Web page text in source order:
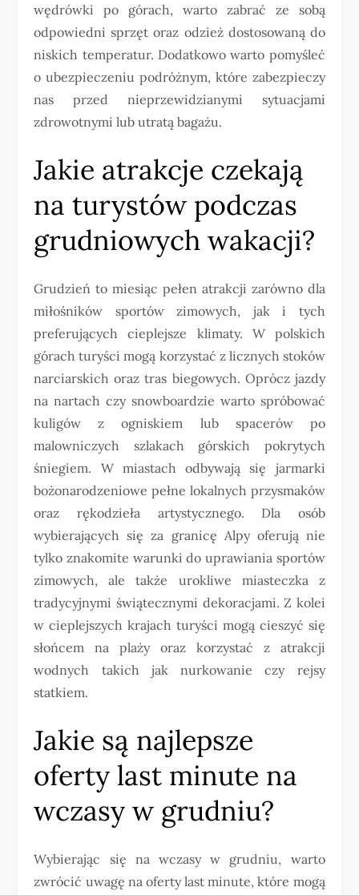
wędrówki po górach, warto zabrać ze sobą
odpowiedni sprzęt oraz odzież dostosowaną do
niskich temperatur. Dodatkowo warto pomyśleć
o ubezpieczeniu podróżnym, które zabezpieczy
nas przed nieprzewidzianymi sytuacjami
zdrowotnymi lub utratą bagażu.
Jakie atrakcje czekają
na turystów podczas
grudniowych wakacji?
Grudzień to miesiąc pełen atrakcji zarówno dla
miłośników sportów zimowych, jak i tych
preferujących cieplejsze klimaty. W polskich
górach turyści mogą korzystać z licznych stoków
narciarskich oraz tras biegowych. Oprócz jazdy
na nartach czy snowboardzie warto spróbować
kuligów z ogniskiem lub spacerów po
malowniczych szlakach górskich pokrytych
śniegiem. W miastach odbywają się jarmarki
bożonarodzeniowe pełne lokalnych przysmaków
oraz rękodzieła artystycznego. Dla osób
wybierających się za granicę Alpy oferują nie
tylko znakomite warunki do uprawiania sportów
zimowych, ale także urokliwe miasteczka z
tradycyjnymi świątecznymi dekoracjami. Z kolei
w cieplejszych krajach turyści mogą cieszyć się
słońcem na plaży oraz korzystać z atrakcji
wodnych takich jak nurkowanie czy rejsy
statkiem.
Jakie są najlepsze
oferty last minute na
wczasy w grudniu?
Wybierając się na wczasy w grudniu, warto
zwrócić uwagę na oferty last minute, które mogą